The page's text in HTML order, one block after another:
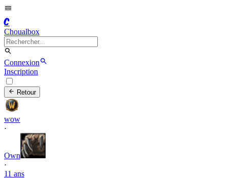
C
Choualbox
Connexion
Inscription
Retour
wow
·
Own
·
11 ans